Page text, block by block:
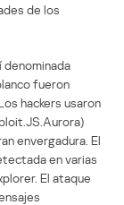
de los
denominada
fueron
hackers usaron
envergadura. El
en varias
El ataque